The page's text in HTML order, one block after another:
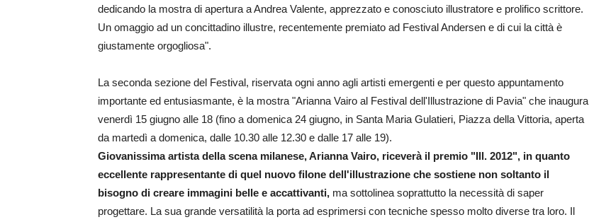
dedicando la mostra di apertura a Andrea Valente, apprezzato e conosciuto illustratore e prolifico scrittore.
Un omaggio ad un concittadino illustre, recentemente premiato ad Festival Andersen e di cui la città è
giustamente orgogliosa".
La seconda sezione del Festival, riservata ogni anno agli artisti emergenti e per questo appuntamento
importante ed entusiasmante, è la mostra "Arianna Vairo al Festival dell'Illustrazione di Pavia" che inaugura
venerdì 15 giugno alle 18 (fino a domenica 24 giugno, in Santa Maria Gulatieri, Piazza della Vittoria, aperta
da martedì a domenica, dalle 10.30 alle 12.30 e dalle 17 alle 19).
Giovanissima artista della scena milanese, Arianna Vairo, riceverà il premio "Ill. 2012", in quanto
eccellente rappresentante di quel nuovo filone dell'illustrazione che sostiene non soltanto il
bisogno di creare immagini belle e accattivanti, ma sottolinea soprattutto la necessità di saper
progettare. La sua grande versatilità la porta ad esprimersi con tecniche spesso molto diverse tra loro. Il